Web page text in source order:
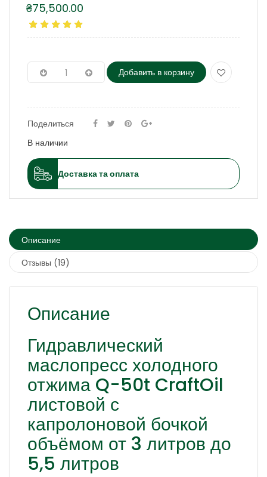
₴75,500.00
Добавить в корзину
Поделиться
В наличии
Доставка та оплата
Описание
Отзывы (19)
Описание
Гидравлический
маслопресс холодного
отжима Q-50t CraftOil
листовой с
капролоновой бочкой
объёмом от 3 литров до
5,5 литров